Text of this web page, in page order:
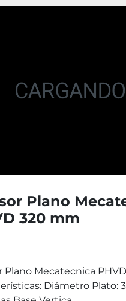
Plano
320 mm
Plano Mecatecnica
Diámetro Plato: